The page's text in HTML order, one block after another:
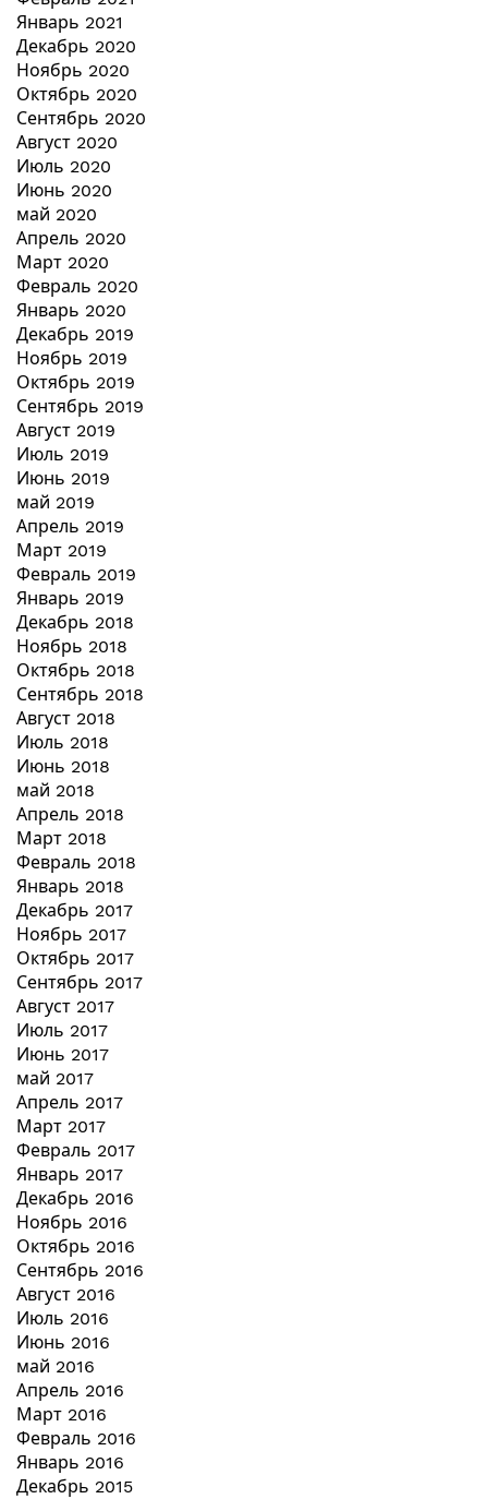
Январь 2021
Декабрь 2020
Ноябрь 2020
Октябрь 2020
Сентябрь 2020
Август 2020
Июль 2020
Июнь 2020
май 2020
Апрель 2020
Март 2020
Февраль 2020
Январь 2020
Декабрь 2019
Ноябрь 2019
Октябрь 2019
Сентябрь 2019
Август 2019
Июль 2019
Июнь 2019
май 2019
Апрель 2019
Март 2019
Февраль 2019
Январь 2019
Декабрь 2018
Ноябрь 2018
Октябрь 2018
Сентябрь 2018
Август 2018
Июль 2018
Июнь 2018
май 2018
Апрель 2018
Март 2018
Февраль 2018
Январь 2018
Декабрь 2017
Ноябрь 2017
Октябрь 2017
Сентябрь 2017
Август 2017
Июль 2017
Июнь 2017
май 2017
Апрель 2017
Март 2017
Февраль 2017
Январь 2017
Декабрь 2016
Ноябрь 2016
Октябрь 2016
Сентябрь 2016
Август 2016
Июль 2016
Июнь 2016
май 2016
Апрель 2016
Март 2016
Февраль 2016
Январь 2016
Декабрь 2015